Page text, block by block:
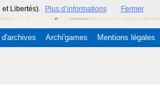
Libertés). Plus d’informations Fermer
Archi'games Mentions légales